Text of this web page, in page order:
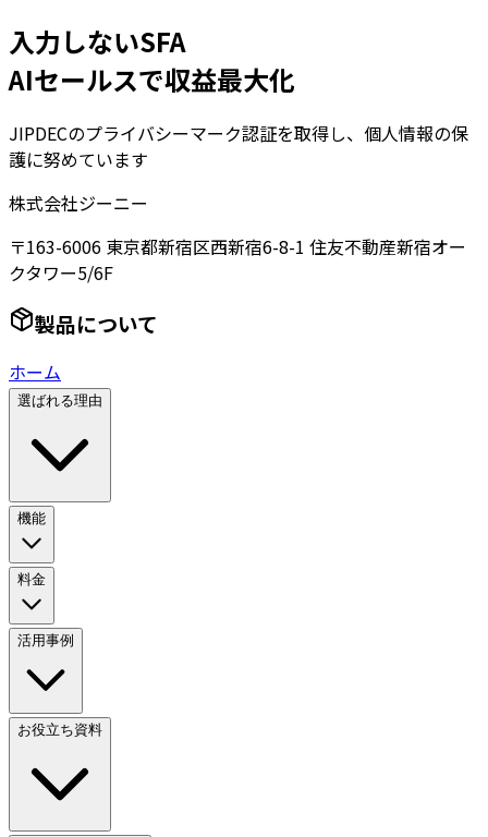
入力しないSFA
AIセールスで収益最大化
JIPDECのプライバシーマーク認証を取得し、個人情報の保
護に努めています
株式会社ジーニー
〒163-6006 東京都新宿区西新宿6-8-1 住友不動産新宿オー
クタワー5/6F
製品について
ホーム
選ばれる理由
機能
料金
活用事例
お役立ち資料